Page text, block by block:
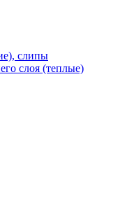
слипы
слоя (теплые)